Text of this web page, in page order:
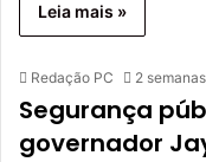
Leia mais »
Redação PC 2
Segurança
governador